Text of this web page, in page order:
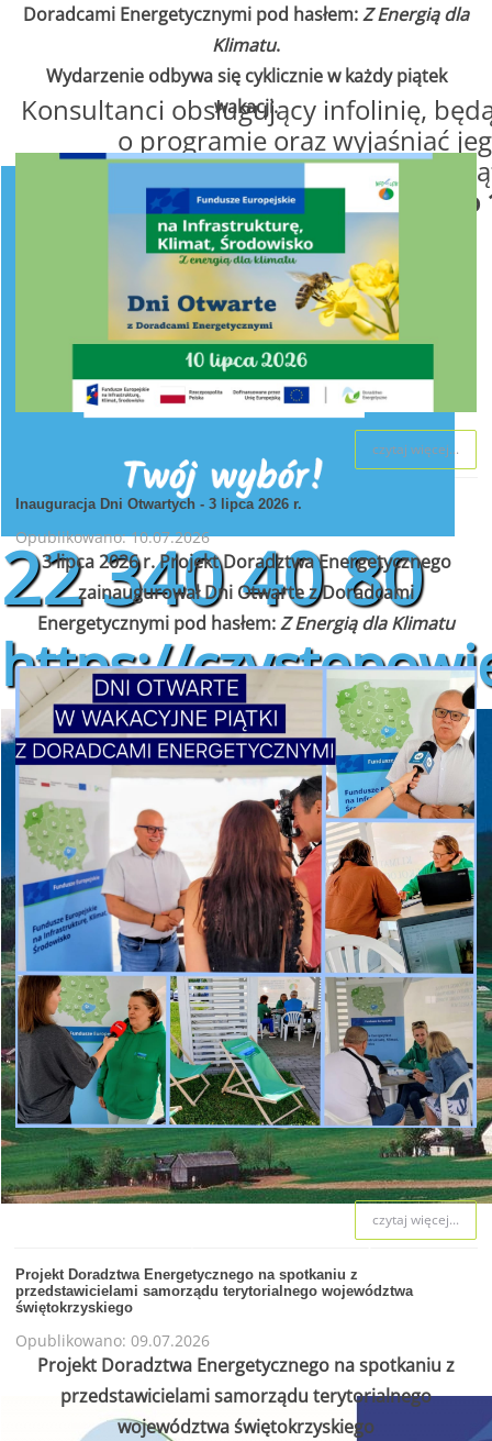
Konsultanci obsługujący infolinię,
o programie oraz wyjaśniać
od poniedziałku do
w godzinach
od 8:00
22 340 40 80
https://
W WOJEWÓDZTWIE
WSPIERAMY
Doradcami Energetycznymi pod hasłem:Z Energią dla
Klimatu.
Wydarzenie odbywa się cyklicznie w każdy piątek
wakacji.
czytaj więcej...
Inauguracja Dni Otwartych - 3 lipca 2026 r.
Opublikowano: 10.07.2026
3 lipca 2026 r. Projekt Doradztwa Energetycznego
zainaugurował Dni Otwarte z Doradcami
Energetycznymi pod hasłem:Z Energią dla Klimatu
czytaj więcej...
Projekt Doradztwa Energetycznego na spotkaniu z
przedstawicielami samorządu terytorialnego województwa
świętokrzyskiego
Opublikowano: 09.07.2026
Projekt Doradztwa Energetycznego na spotkaniu z
przedstawicielami samorządu terytorialnego
województwa świętokrzyskiego